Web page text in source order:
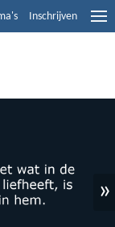
Inschrijven
»